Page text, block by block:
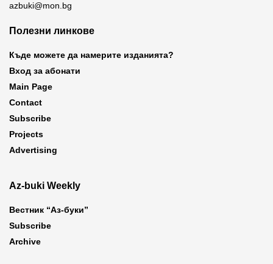
azbuki@mon.bg
Полезни линкове
Къде можете да намерите изданията?
Вход за абонати
Main Page
Contact
Subscribe
Projects
Advertising
Az-buki Weekly
Вестник “Аз-буки”
Subscribe
Archive